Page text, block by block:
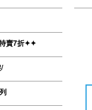
賣7折✦✦